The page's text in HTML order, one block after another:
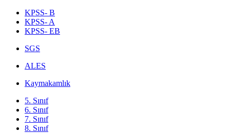
KPSS- B
KPSS- A
KPSS- EB
SGS
ALES
Kaymakamlık
5. Sınıf
6. Sınıf
7. Sınıf
8. Sınıf